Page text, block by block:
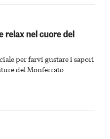
relax nel cuore del
per farvi gustare i sapori
del Monferrato